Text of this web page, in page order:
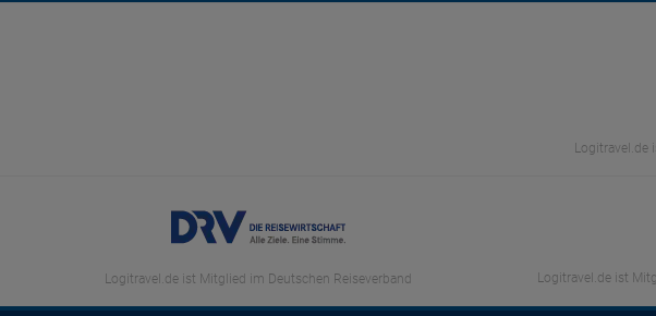
Logitravel.de
Logitravel.de ist Mitglied im Deutschen Reiseverband Logitravel.de ist